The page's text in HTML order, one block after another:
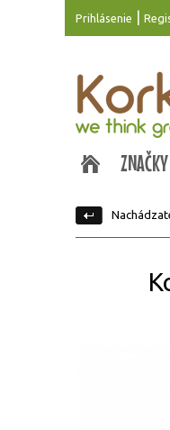
Prihlásenie
ZNAČKY